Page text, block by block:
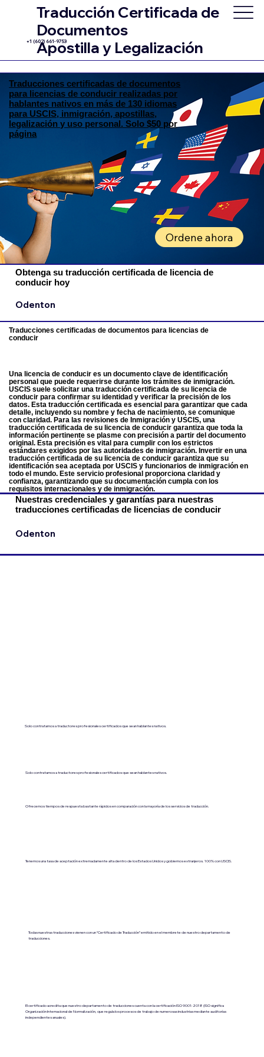
Traducción Certificada de
Documentos
Apostilla y Legalización
+1 (602) 661-9753
Traducciones certificadas de documentos
para licencias de conducir realizadas por
hablantes nativos en más de 130 idiomas
para USCIS, inmigración, apostillas,
legalización y uso personal. Solo $50 por
página
Ordene ahora
Obtenga su traducción certificada de licencia de
conducir hoy
Odenton
Una licencia de conducir es un documento clave de identificación
personal que puede requerirse durante los trámites de inmigración.
USCIS suele solicitar una traducción certificada de su licencia de
conducir para confirmar su identidad y verificar la precisión de los
datos. Esta traducción certificada es esencial para garantizar que cada
detalle, incluyendo su nombre y fecha de nacimiento, se comunique
con claridad. Para las revisiones de Inmigración y USCIS, una
traducción certificada de su licencia de conducir garantiza que toda la
información pertinente se plasme con precisión a partir del documento
original. Esta precisión es vital para cumplir con los estrictos
estándares exigidos por las autoridades de inmigración. Invertir en una
traducción certificada de su licencia de conducir garantiza que su
identificación sea aceptada por USCIS y funcionarios de inmigración en
todo el mundo. Este servicio profesional proporciona claridad y
confianza, garantizando que su documentación cumpla con los
requisitos internacionales y de inmigración.
Traducciones certificadas de documentos para licencias de
conducir
Nuestras credenciales y garantías para nuestras
traducciones certificadas de licencias de conducir
Odenton
Solo contratamos a traductores profesionales certificados que sean hablantes nativos.
Solo contratamos a traductores profesionales certificados que sean hablantes nativos.
Ofrecemos tiempos de respuesta bastante rápidos en comparación con la mayoría de los servicios de traducción.
Tenemos una tasa de aceptación extremadamente alta dentro de los Estados Unidos y gobiernos extranjeros. 100% con USCIS.
Todas nuestras traducciones vienen con un “Certificado de Traducción” emitido en el membrete de nuestro departamento de
traducciones.
El certificado acredita que nuestro departamento de traducciones cuenta con la certificación ISO 9001:2018 (ISO significa
Organización Internacional de Normalización, que regula los procesos de trabajo de numerosas industrias mediante auditorías
independientes anuales).